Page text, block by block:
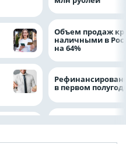
Объем продаж
наличными в
на 64%
в первом